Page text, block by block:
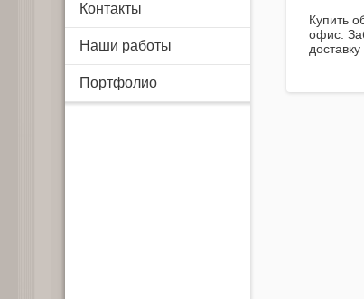
Контакты
Наши работы
Портфолио
Купить
офис.